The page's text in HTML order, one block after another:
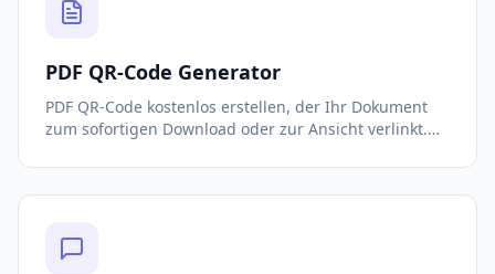
PDF QR-Code Generator
PDF QR-Code kostenlos erstellen, der Ihr Dokument
zum sofortigen Download oder zur Ansicht verlinkt.